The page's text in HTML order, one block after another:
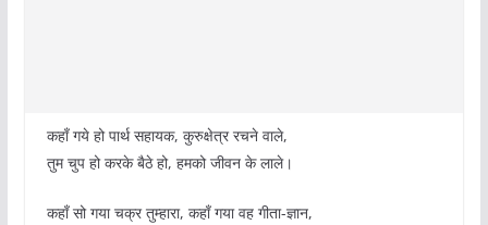
कहाँ गये हो पार्थ सहायक, कुरुक्षेत्र रचने वाले,
तुम चुप हो करके बैठे हो, हमको जीवन के लाले।
कहाँ सो गया चक्र तुम्हारा, कहाँ गया वह गीता-ज्ञान,